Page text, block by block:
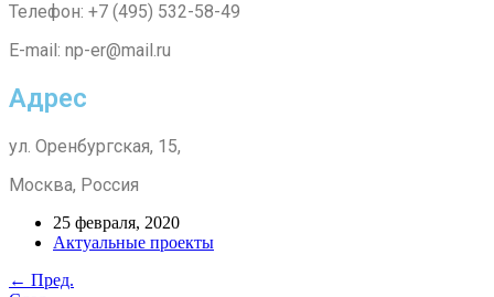
Телефон: +7 (495) 532-58-49
E-mail: np-er@mail.ru
Адрес
ул. Оренбургская, 15,
Москва, Россия
25 февраля, 2020
Актуальные проекты
← Пред.